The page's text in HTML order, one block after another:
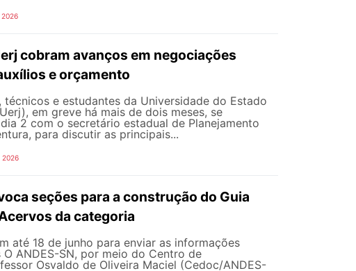
2026
cobram avanços em negociações
e orçamento
técnicos e estudantes da Universidade do Estado
em greve há mais de dois meses, se
2 com o secretário estadual de Planejamento
para discutir as principais...
2026
seções para a construção do Guia
da categoria
até 18 de junho para enviar as informações
ANDES-SN, por meio do Centro de
Osvaldo de Oliveira Maciel (Cedoc/ANDES-